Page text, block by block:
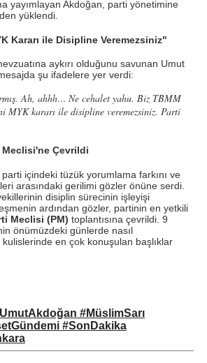
yayımlayan Akdoğan, parti yönetimine
yüklendi.
Kararı ile Disipline Veremezsiniz"
aykırı olduğunu savunan Umut
şu ifadelere yer verdi:
Ah, ahhh… Ne cehalet yahu. Biz TBMM
MYK kararı ile disipline veremezsiniz. Parti
Meclisi'ne Çevrildi
parti içindeki tüzük yorumlama farkını ve
arasındaki gerilimi gözler önüne serdi.
disiplin sürecinin işleyişi
ardından gözler, partinin en yetkili
Meclisi (PM) toplantısına çevrildi. 9
önümüzdeki günlerde nasıl
en çok konuşulan başlıklar
#MüslimSarı
#SonDakika